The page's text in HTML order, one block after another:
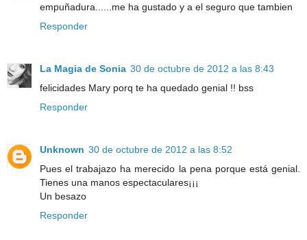
empuñadura......me ha gustado y a el seguro que tambien
Responder
La Magia de Sonia 30 de octubre de 2012 a las 8:43
felicidades Mary porq te ha quedado genial !! bss
Responder
Unknown 30 de octubre de 2012 a las 8:52
Pues el trabajazo ha merecido la pena porque está genial.
Tienes una manos espectaculares¡¡¡
Un besazo
Responder